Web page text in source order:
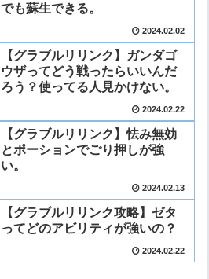
でも蘇生できる。
2024.02.02
【グラブルリリンク】ガンダゴ
ウザってどう戦ったらいいんだ
ろう？使ってる人見かけない。
2024.02.22
【グラブルリリンク】怯み無効
とポーションでごり押しが強
い。
2024.02.13
【グラブルリリンク攻略】ゼタ
ってどのアビリティが強いの？
2024.02.22